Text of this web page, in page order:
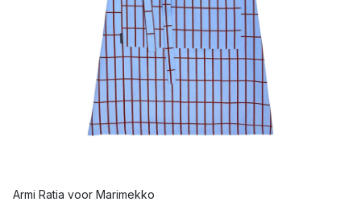
Armi Ratia voor Marimekko